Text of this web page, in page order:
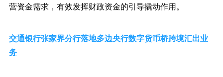
营资金需求，有效发挥财政资金的引导撬动作用。
交通银行张家界分行落地多边央行数字货币桥跨境汇出业
务